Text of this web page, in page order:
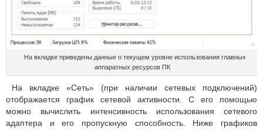
На вкладке приведены данные о текущем уровне использования главных
аппаратных ресурсов ПК
На вкладке «Сеть» (при наличии сетевых подключений)
отображается график сетевой активности. С его помощью
можно вычислить интенсивность использования сетевого
адаптера и его пропускную способность. Ниже графиков